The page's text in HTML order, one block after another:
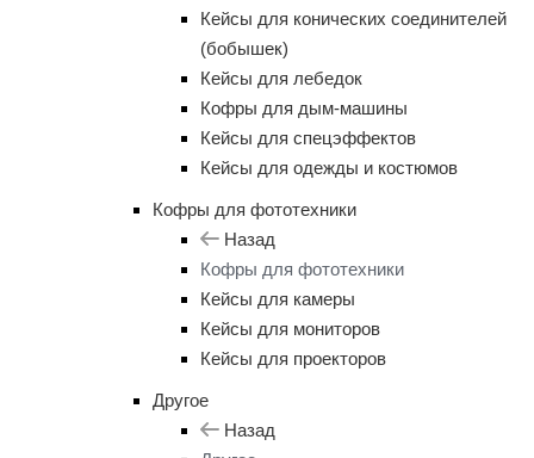
Кейсы для конических соединителей
(бобышек)
Кейсы для лебедок
Кофры для дым-машины
Кейсы для спецэффектов
Кейсы для одежды и костюмов
Кофры для фототехники
Назад
Кофры для фототехники
Кейсы для камеры
Кейсы для мониторов
Кейсы для проекторов
Другое
Назад